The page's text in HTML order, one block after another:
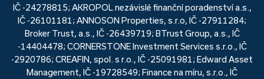
IČ -24278815; AKROPOL nezávislé finanční poradenství a.s.,
IČ -26101181; ANNOSON Properties, s.r.o, IČ -27911284;
Broker Trust, a.s., IČ -26439719; BTrust Group, a.s., IČ
-14404478; CORNERSTONE Investment Services s.r.o., IČ
-2920786; CREAFIN, spol. s r.o., IČ -25091981; Edward Asset
Management, IČ -19728549; Finance na míru, s.r.o., IČ